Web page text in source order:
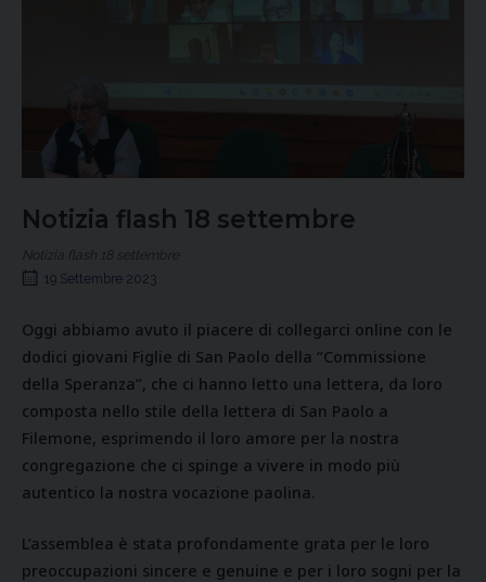
Notizia flash 18 settembre
Notizia flash 18 settembre
19 Settembre 2023
Oggi abbiamo avuto il piacere di collegarci online con le
dodici giovani Figlie di San Paolo della “Commissione
della Speranza”, che ci hanno letto una lettera, da loro
composta nello stile della lettera di San Paolo a
Filemone, esprimendo il loro amore per la nostra
congregazione che ci spinge a vivere in modo più
autentico la nostra vocazione paolina.
L’assemblea è stata profondamente grata per le loro
preoccupazioni sincere e genuine e per i loro sogni per la